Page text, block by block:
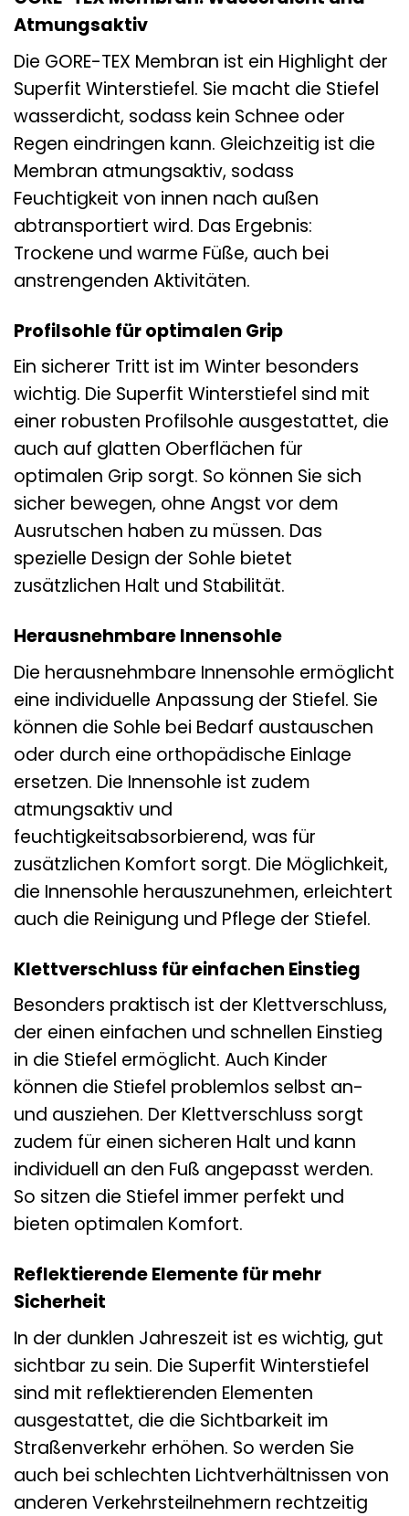
Atmungsaktiv
Die GORE-TEX Membran ist ein Highlight der
Superfit Winterstiefel. Sie macht die Stiefel
wasserdicht, sodass kein Schnee oder
Regen eindringen kann. Gleichzeitig ist die
Membran atmungsaktiv, sodass
Feuchtigkeit von innen nach außen
abtransportiert wird. Das Ergebnis:
Trockene und warme Füße, auch bei
anstrengenden Aktivitäten.
Profilsohle für optimalen Grip
Ein sicherer Tritt ist im Winter besonders
wichtig. Die Superfit Winterstiefel sind mit
einer robusten Profilsohle ausgestattet, die
auch auf glatten Oberflächen für
optimalen Grip sorgt. So können Sie sich
sicher bewegen, ohne Angst vor dem
Ausrutschen haben zu müssen. Das
spezielle Design der Sohle bietet
zusätzlichen Halt und Stabilität.
Herausnehmbare Innensohle
Die herausnehmbare Innensohle ermöglicht
eine individuelle Anpassung der Stiefel. Sie
können die Sohle bei Bedarf austauschen
oder durch eine orthopädische Einlage
ersetzen. Die Innensohle ist zudem
atmungsaktiv und
feuchtigkeitsabsorbierend, was für
zusätzlichen Komfort sorgt. Die Möglichkeit,
die Innensohle herauszunehmen, erleichtert
auch die Reinigung und Pflege der Stiefel.
Klettverschluss für einfachen Einstieg
Besonders praktisch ist der Klettverschluss,
der einen einfachen und schnellen Einstieg
in die Stiefel ermöglicht. Auch Kinder
können die Stiefel problemlos selbst an-
und ausziehen. Der Klettverschluss sorgt
zudem für einen sicheren Halt und kann
individuell an den Fuß angepasst werden.
So sitzen die Stiefel immer perfekt und
bieten optimalen Komfort.
Reflektierende Elemente für mehr
Sicherheit
In der dunklen Jahreszeit ist es wichtig, gut
sichtbar zu sein. Die Superfit Winterstiefel
sind mit reflektierenden Elementen
ausgestattet, die die Sichtbarkeit im
Straßenverkehr erhöhen. So werden Sie
auch bei schlechten Lichtverhältnissen von
anderen Verkehrsteilnehmern rechtzeitig